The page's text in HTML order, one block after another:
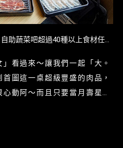
助蔬菜吧超過40種以上食材任你
看過來〜讓我們一起「大。
圖這一桌超級豐盛的肉品，
動阿〜而且只要當月壽星出